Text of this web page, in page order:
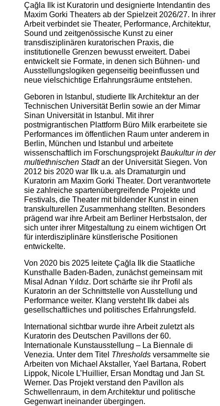
Çağla Ilk ist Kuratorin und designierte Intendantin des
Maxim Gorki Theaters ab der Spielzeit 2026/27. In ihrer
Arbeit verbindet sie Theater, Performance, Architektur,
Sound und zeitgenössische Kunst zu einer
transdisziplinären kuratorischen Praxis, die
institutionelle Grenzen bewusst erweitert. Dabei
entwickelt sie Formate, in denen sich Bühnen- und
Ausstellungslogiken gegenseitig beeinflussen und
neue vielschichtige Erfahrungsräume entstehen.
Geboren in Istanbul, studierte Ilk Architektur an der
Technischen Universität Berlin sowie an der Mimar
Sinan Universität in Istanbul. Mit ihrer
postmigrantischen Plattform Büro Milk erarbeitete sie
Performances im öffentlichen Raum unter anderem in
Berlin, München und Istanbul und arbeitete
wissenschaftlich im ForschungsprojektBaukultur in der
multiethnischen Stadtan der Universität Siegen. Von
2012 bis 2020 war Ilk u.a. als Dramaturgin und
Kuratorin am Maxim Gorki Theater. Dort verantwortete
sie zahlreiche spartenübergreifende Projekte und
Festivals, die Theater mit bildender Kunst in einen
transkulturellen Zusammenhang stellten. Besonders
prägend war ihre Arbeit am Berliner Herbstsalon, der
sich unter ihrer Mitgestaltung zu einem wichtigen Ort
für interdisziplinäre künstlerische Positionen
entwickelte.
Von 2020 bis 2025 leitete Çağla Ilk die Staatliche
Kunsthalle Baden-Baden, zunächst gemeinsam mit
Misal Adnan Yıldız. Dort schärfte sie ihr Profil als
Kuratorin an der Schnittstelle von Ausstellung und
Performance weiter. Klang versteht Ilk dabei als
gesellschaftliches und politisches Erfahrungsfeld.
International sichtbar wurde ihre Arbeit zuletzt als
Kuratorin des Deutschen Pavillons der 60.
Internationale Kunstausstellung – La Biennale di
Venezia. Unter dem Titel Thresholdsversammelte sie
Arbeiten von Michael Akstaller, Yael Bartana, Robert
Lippok, Nicole L’Huillier, Ersan Mondtag und Jan St.
Werner. Das Projekt verstand den Pavillon als
Schwellenraum, in dem Architektur und politische
Gegenwart ineinander übergingen.